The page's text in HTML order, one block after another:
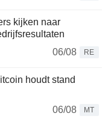
kijken naar
06/08
RE
houdt stand
06/08
MT